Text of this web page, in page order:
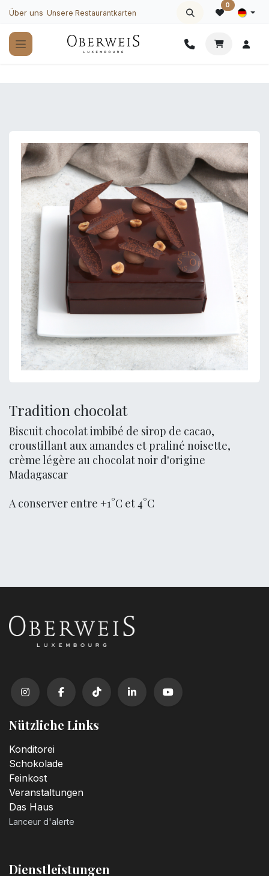
Zum Inhalt springen
Über uns Unsere Restaurantkarten
0
Tradition chocolat
Biscuit chocolat imbibé de sirop de cacao,
croustillant aux amandes et praliné noisette,
crème légère au chocolat noir d'origine
Madagascar
A conserver entre +1°C et 4°C
Nützliche Links
Konditorei
Schokolade
Feinkost
Veranstaltungen
Das Haus
Lanceur d'alerte
Dienstleistungen